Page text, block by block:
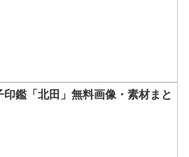
印鑑「北田」無料画像・素材まと